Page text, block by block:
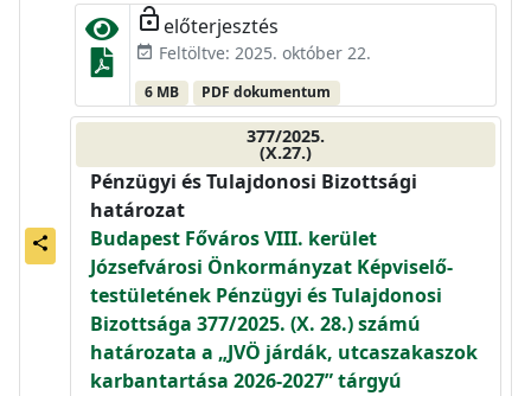
share
lock_open előterjesztés
event_available Feltöltve: 2025. október 22.
6 MB PDF dokumentum
377/2025.
(X.27.)
Pénzügyi és Tulajdonosi Bizottsági
határozat
Budapest Főváros VIII. kerület
Józsefvárosi Önkormányzat Képviselő-
testületének Pénzügyi és Tulajdonosi
Bizottsága 377/2025. (X. 28.) számú
határozata a „JVÖ járdák, utcaszakaszok
karbantartása 2026-2027” tárgyú